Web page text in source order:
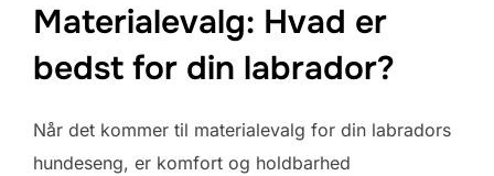
Materialevalg: Hvad er
bedst for din labrador?
Når det kommer til materialevalg for din labradors
hundeseng, er komfort og holdbarhed